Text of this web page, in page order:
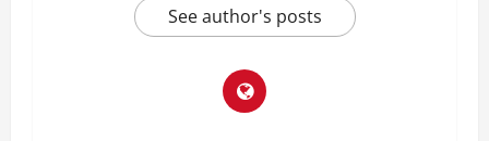
See author's posts